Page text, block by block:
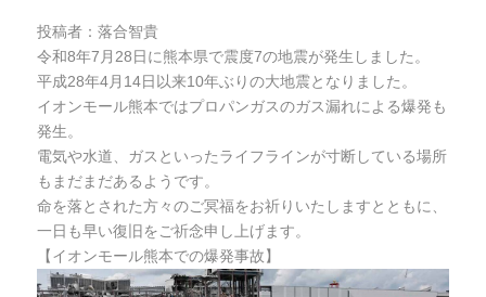
投稿者：落合智貴
令和8年7月28日に熊本県で震度7の地震が発生しました。
平成28年4月14日以来10年ぶりの大地震となりました。
イオンモール熊本ではプロパンガスのガス漏れによる爆発も
発生。
電気や水道、ガスといったライフラインが寸断している場所
もまだまだあるようです。
命を落とされた方々のご冥福をお祈りいたしますとともに、
一日も早い復旧をご祈念申し上げます。
【イオンモール熊本での爆発事故】